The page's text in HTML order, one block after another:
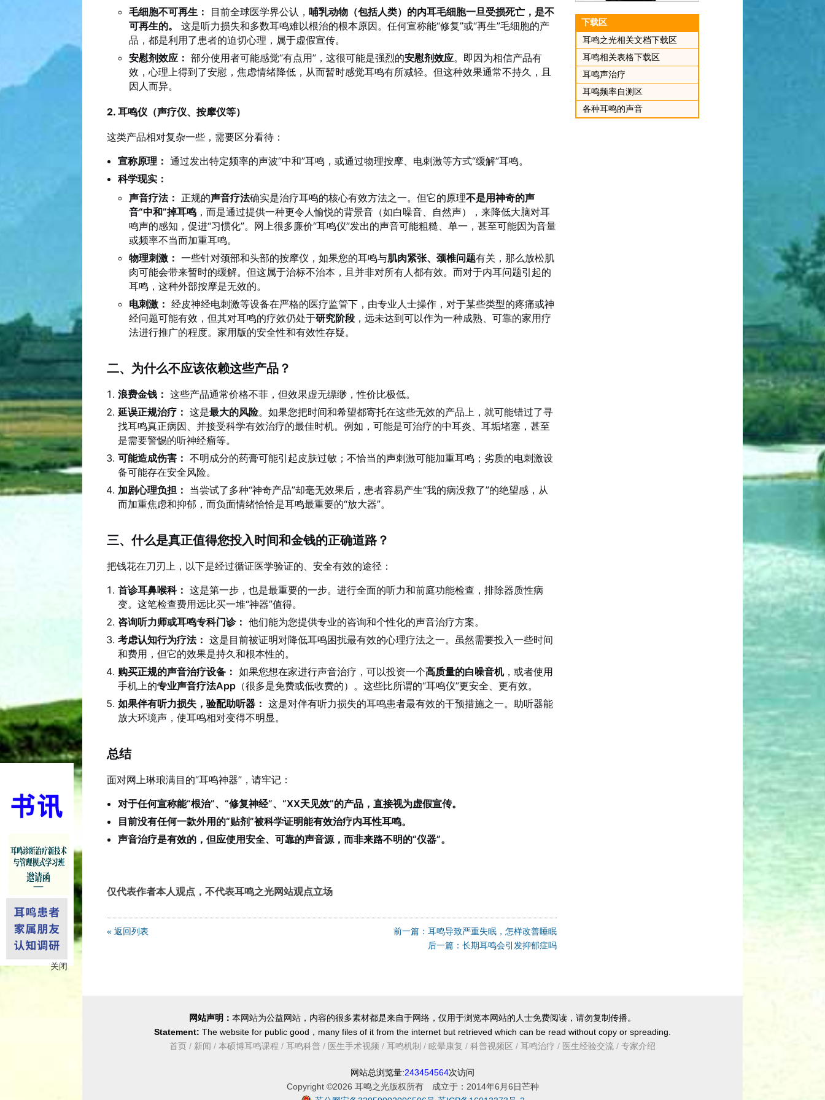
关闭
毛细胞不可再生： 目前全球医学界公认，哺乳动物（包括人类）的内耳毛细胞一旦受损死亡，是不
可再生的。
这是听力损失和多数耳鸣难以根治的根本原因。任何宣称能“修复”或“再生”毛细胞的产
品，都是利用了患者的迫切心理，属于虚假宣传。
安慰剂效应： 部分使用者可能感觉“有点用”，这很可能是强烈的安慰剂效应。即因为相信产品有
效，心理上得到了安慰，焦虑情绪降低，从而暂时感觉耳鸣有所减轻。但这种效果通常不持久，且
因人而异。
2. 耳鸣仪（声疗仪、按摩仪等）
这类产品相对复杂一些，需要区分看待：
宣称原理： 通过发出特定频率的声波“中和”耳鸣，或通过物理按摩、电刺激等方式“缓解”耳鸣。
科学现实：
声音疗法： 正规的声音疗法确实是治疗耳鸣的核心有效方法之一。但它的原理不是用神奇的声
音“中和”掉耳鸣 ，而是通过提供一种更令人愉悦的背景音（如白噪音、自然声），来降低大脑对耳
鸣声的感知，促进“习惯化”。网上很多廉价“耳鸣仪”发出的声音可能粗糙、单一，甚至可能因为音量
或频率不当而加重耳鸣。
物理刺激： 一些针对颈部和头部的按摩仪，如果您的耳鸣与肌肉紧张、颈椎问题有关，那么放松肌
肉可能会带来暂时的缓解。但这属于治标不治本，且并非对所有人都有效。而对于内耳问题引起的
耳鸣，这种外部按摩是无效的。
电刺激： 经皮神经电刺激等设备在严格的医疗监管下，由专业人士操作，对于某些类型的疼痛或神
经问题可能有效，但其对耳鸣的疗效仍处于研究阶段 ，远未达到可以作为一种成熟、可靠的家用疗
法进行推广的程度。家用版的安全性和有效性存疑。
二、为什么不应该依赖这些产品？
浪费金钱： 这些产品通常价格不菲，但效果虚无缥缈，性价比极低。
延误正规治疗： 这是最大的风险。如果您把时间和希望都寄托在这些无效的产品上，就可能错过了寻
找耳鸣真正病因、并接受科学有效治疗的最佳时机。例如，可能是可治疗的中耳炎、耳垢堵塞，甚至
是需要警惕的听神经瘤等。
可能造成伤害： 不明成分的药膏可能引起皮肤过敏；不恰当的声刺激可能加重耳鸣；劣质的电刺激设
备可能存在安全风险。
加剧心理负担： 当尝试了多种“神奇产品”却毫无效果后，患者容易产生“我的病没救了”的绝望感，从
而加重焦虑和抑郁，而负面情绪恰恰是耳鸣最重要的“放大器”。
三、什么是真正值得您投入时间和金钱的正确道路？
把钱花在刀刃上，以下是经过循证医学验证的、安全有效的途径：
首诊耳鼻喉科： 这是第一步，也是最重要的一步。进行全面的听力和前庭功能检查，排除器质性病
变。这笔检查费用远比买一堆“神器”值得。
咨询听力师或耳鸣专科门诊： 他们能为您提供专业的咨询和个性化的声音治疗方案。
考虑认知行为疗法： 这是目前被证明对降低耳鸣困扰最有效的心理疗法之一。虽然需要投入一些时间
和费用，但它的效果是持久和根本性的。
购买正规的声音治疗设备： 如果您想在家进行声音治疗，可以投资一个高质量的白噪音机，或者使用
手机上的专业声音疗法App （很多是免费或低收费的）。这些比所谓的“耳鸣仪”更安全、更有效。
如果伴有听力损失，验配助听器： 这是对伴有听力损失的耳鸣患者最有效的干预措施之一。助听器能
放大环境声，使耳鸣相对变得不明显。
总结
面对网上琳琅满目的“耳鸣神器”，请牢记：
对于任何宣称能“根治”、“修复神经”、“XX天见效”的产品，直接视为虚假宣传。
目前没有任何一款外用的“贴剂”被科学证明能有效治疗内耳性耳鸣。
声音治疗是有效的，但应使用安全、可靠的声音源，而非来路不明的“仪器”。
仅代表作者本人观点，不代表耳鸣之光网站观点立场
« 返回列表
前一篇：耳鸣导致严重失眠，怎样改善睡眠
后一篇：长期耳鸣会引发抑郁症吗
下载区
耳鸣之光相关文档下载区
耳鸣相关表格下载区
耳鸣声治疗
耳鸣频率自测区
各种耳鸣的声音
网站声明： 本网站为公益网站，内容的很多素材都是来自于网络，仅用于浏览本网站的人士免费阅读，请勿复制传播。
Statement: The website for public good，many files of it from the internet but retrieved which can be read without copy or spreading.
首页 / 新闻 / 本硕博耳鸣课程 / 耳鸣科普 / 医生手术视频 / 耳鸣机制 / 眩晕康复 / 科普视频区 / 耳鸣治疗 / 医生经验交流 / 专家介绍
网站总浏览量:243454564次访问
Copyright ©2026 耳鸣之光版权所有 成立于：2014年6月6日芒种